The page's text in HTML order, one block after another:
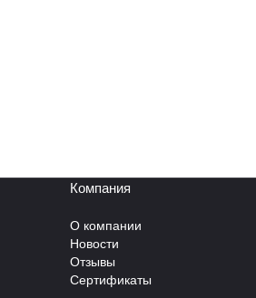
Компания
О компании
Новости
Отзывы
Сертификаты